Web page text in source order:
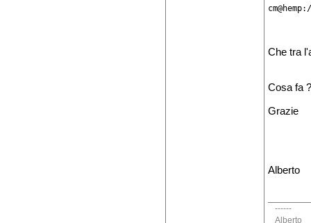
Che tra
Cosa fa ?
Grazie
Alberto
------
Alberto